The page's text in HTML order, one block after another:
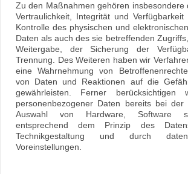
Zu den Maßnahmen gehören insbesondere
Vertraulichkeit, Integrität und
Kontrolle des physischen und
Daten als auch des sie betreffenden
Weitergabe, der Sicherung der
Trennung. Des Weiteren haben wir
eine Wahrnehmung von
von Daten und Reaktionen auf die
gewährleisten. Ferner
personenbezogener Daten bereits bei der
Auswahl von Hardware, Software
entsprechend dem Prinzip des
Technikgestaltung und durch
Voreinstellungen.